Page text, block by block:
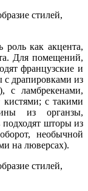
роль как акцента,
Для помещений,
французские и
драпировками из
с ламбрекенами,
с такими
из органзы,
шторы из
необычной
на люверсах).